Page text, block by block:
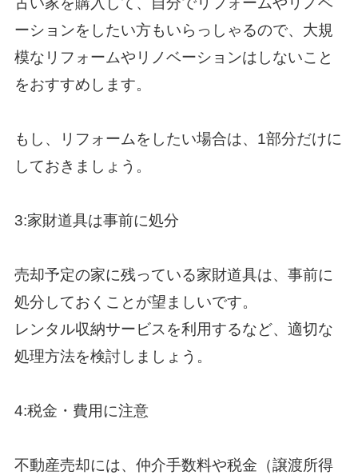
ーションをしたい方もいらっしゃるので、大規
模なリフォームやリノベーションはしないこと
をおすすめします。
もし、リフォームをしたい場合は、1部分だけに
しておきましょう。
3:家財道具は事前に処分
売却予定の家に残っている家財道具は、事前に
処分しておくことが望ましいです。
レンタル収納サービスを利用するなど、適切な
処理方法を検討しましょう。
4:税金・費用に注意
不動産売却には、仲介手数料や税金（譲渡所得